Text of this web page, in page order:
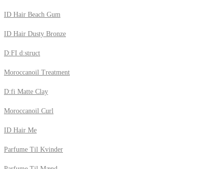
ID Hair Beach Gum
ID Hair Dusty Bronze
D:FI d:struct
Moroccanoil Treatment
D:fi Matte Clay
Moroccanoil Curl
ID Hair Me
Parfume Til Kvinder